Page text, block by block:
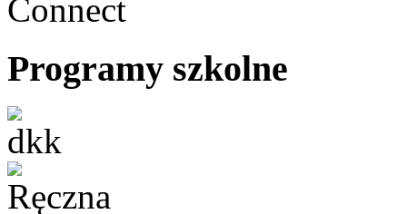
Programy szkolne